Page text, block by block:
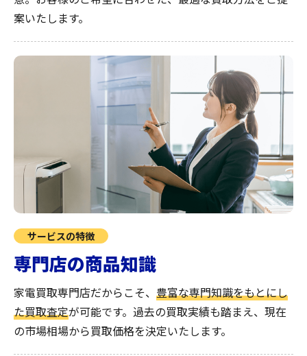
案いたします。
サービスの特徴
専門店の商品知識
家電買取専門店だからこそ、 豊富な専門知識をもとにし
た買取査定が可能です。過去の買取実績も踏まえ、現在
の市場相場から買取価格を決定いたします。